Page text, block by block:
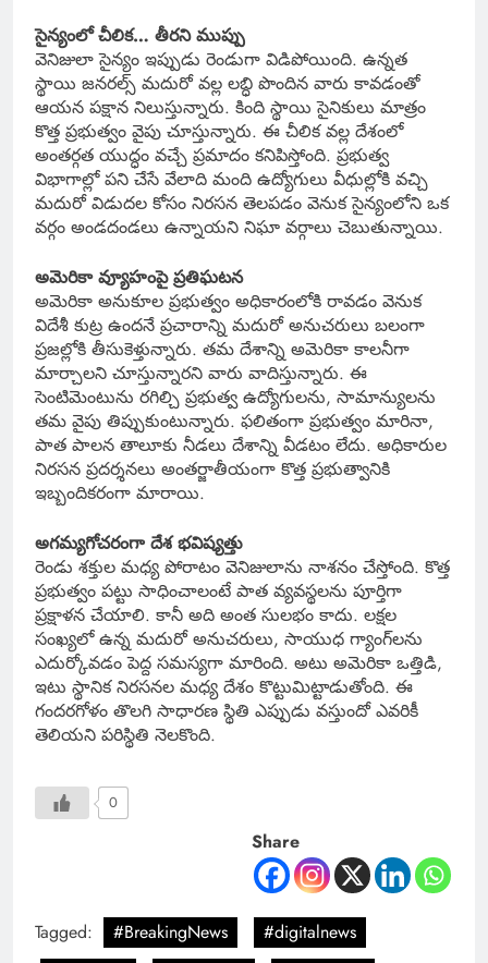
సైన్యంలో చీలిక… తీరని ముప్పు
వెనిజులా సైన్యం ఇప్పుడు రెండుగా విడిపోయింది. ఉన్నత
స్థాయి జనరల్స్ మదురో వల్ల లబ్ధి పొందిన వారు కావడంతో
ఆయన పక్షాన నిలుస్తున్నారు. కింది స్థాయి సైనికులు మాత్రం
కొత్త ప్రభుత్వం వైపు చూస్తున్నారు. ఈ చీలిక వల్ల దేశంలో
అంతర్గత యుద్ధం వచ్చే ప్రమాదం కనిపిస్తోంది. ప్రభుత్వ
విభాగాల్లో పని చేసే వేలాది మంది ఉద్యోగులు వీధుల్లోకి వచ్చి
మదురో విడుదల కోసం నిరసన తెలపడం వెనుక సైన్యంలోని ఒక
వర్గం అండదండలు ఉన్నాయని నిఘా వర్గాలు చెబుతున్నాయి.
అమెరికా వ్యూహంపై ప్రతిఘటన
అమెరికా అనుకూల ప్రభుత్వం అధికారంలోకి రావడం వెనుక
విదేశీ కుట్ర ఉందనే ప్రచారాన్ని మదురో అనుచరులు బలంగా
ప్రజల్లోకి తీసుకెళ్తున్నారు. తమ దేశాన్ని అమెరికా కాలనీగా
మార్చాలని చూస్తున్నారని వారు వాదిస్తున్నారు. ఈ
సెంటిమెంటును రగిల్చి ప్రభుత్వ ఉద్యోగులను, సామాన్యులను
తమ వైపు తిప్పుకుంటున్నారు. ఫలితంగా ప్రభుత్వం మారినా,
పాత పాలన తాలూకు నీడలు దేశాన్ని వీడటం లేదు. అధికారుల
నిరసన ప్రదర్శనలు అంతర్జాతీయంగా కొత్త ప్రభుత్వానికి
ఇబ్బందికరంగా మారాయి.
అగమ్యగోచరంగా దేశ భవిష్యత్తు
రెండు శక్తుల మధ్య పోరాటం వెనిజులాను నాశనం చేస్తోంది. కొత్త
ప్రభుత్వం పట్టు సాధించాలంటే పాత వ్యవస్థలను పూర్తిగా
ప్రక్షాళన చేయాలి. కానీ అది అంత సులభం కాదు. లక్షల
సంఖ్యలో ఉన్న మదురో అనుచరులు, సాయుధ గ్యాంగ్‌లను
ఎదుర్కోవడం పెద్ద సమస్యగా మారింది. అటు అమెరికా ఒత్తిడి,
ఇటు స్థానిక నిరసనల మధ్య దేశం కొట్టుమిట్టాడుతోంది. ఈ
గందరగోళం తొలగి సాధారణ స్థితి ఎప్పుడు వస్తుందో ఎవరికీ
తెలియని పరిస్థితి నెలకొంది.
0
Share
Tagged: #BreakingNews
#digitalnews